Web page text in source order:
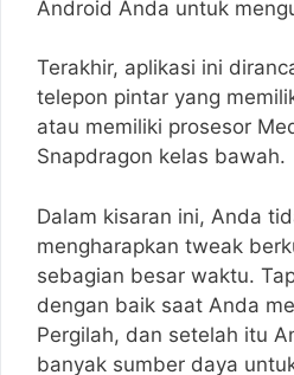
Android Anda untuk
Terakhir, aplikasi ini
telepon pintar yang
atau memiliki prosesor
Snapdragon kelas bawah.
Dalam kisaran ini, Anda
mengharapkan tweak
sebagian besar waktu.
dengan baik saat Anda
Pergilah, dan setelah itu
banyak sumber daya